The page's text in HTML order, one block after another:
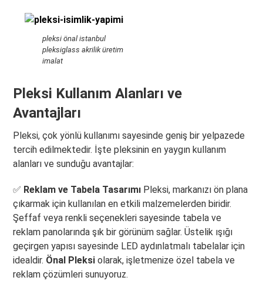
pleksi önal istanbul
pleksiglass akrilik üretim
imalat
Pleksi Kullanım Alanları ve
Avantajları
Pleksi, çok yönlü kullanımı sayesinde geniş bir yelpazede
tercih edilmektedir. İşte pleksinin en yaygın kullanım
alanları ve sunduğu avantajlar:
✅ Reklam ve Tabela Tasarımı Pleksi, markanızı ön plana
çıkarmak için kullanılan en etkili malzemelerden biridir.
Şeffaf veya renkli seçenekleri sayesinde tabela ve
reklam panolarında şık bir görünüm sağlar. Üstelik ışığı
geçirgen yapısı sayesinde LED aydınlatmalı tabelalar için
idealdir. Önal Pleksi olarak, işletmenize özel tabela ve
reklam çözümleri sunuyoruz.